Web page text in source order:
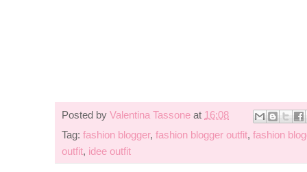
Posted by Valentina Tassone at 16:08
Tag: fashion blogger, fashion blogger outfit, fashion
outfit, idee outfit